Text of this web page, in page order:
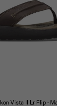
Vista II Lr Flip -